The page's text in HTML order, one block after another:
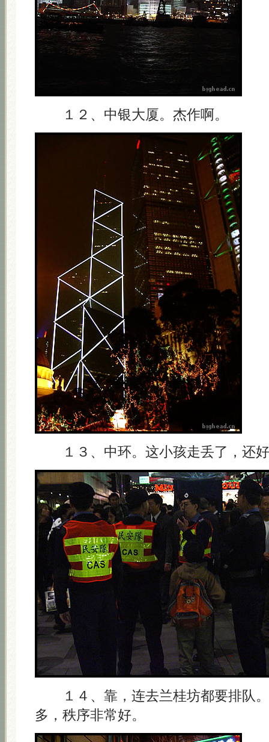
１２、中银大厦。杰作啊。
１３、中环。这小孩走丢了，还好
１４、靠，连去兰桂坊都要排队。
多，秩序非常好。